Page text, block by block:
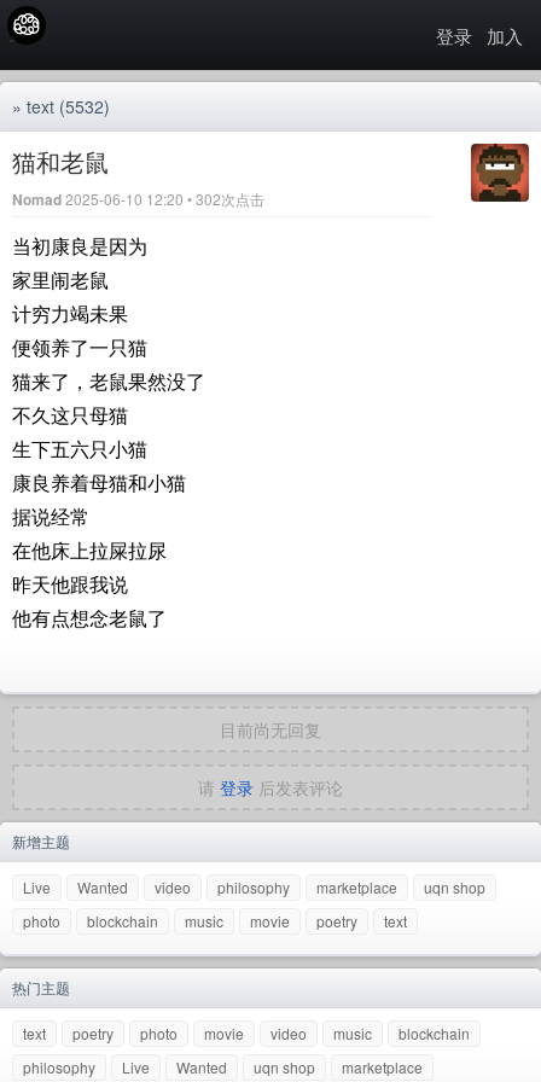
登录 加入
» text (5532)
猫和老鼠
Nomad2025-06-10 12:20 • 302次点击
当初康良是因为
家里闹老鼠
计穷力竭未果
便领养了一只猫
猫来了，老鼠果然没了
不久这只母猫
生下五六只小猫
康良养着母猫和小猫
据说经常
在他床上拉屎拉尿
昨天他跟我说
他有点想念老鼠了
目前尚无回复
请 登录 后发表评论
新增主题
Live Wanted video philosophy marketplace
uqn shop
photo
blockchain music movie poetry text
热门主题
text poetry photo movie video music
blockchain
philosophy
Live Wanted uqn shop marketplace